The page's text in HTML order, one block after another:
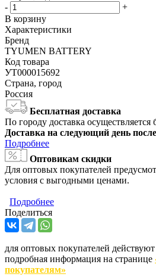
-
+
В корзину
Характеристики
Бренд
TYUMEN BATTERY
Код товара
УТ000015692
Страна, город
Россия
Бесплатная доставка
По городу доставка осуществляется
Доставка на следующий день
Подробнее
Оптовикам скидки
Для оптовых покупателей
условия с выгодными ценами.
Подробнее
Поделиться
для оптовых покупателей
подробная информация на странице
покупателям»